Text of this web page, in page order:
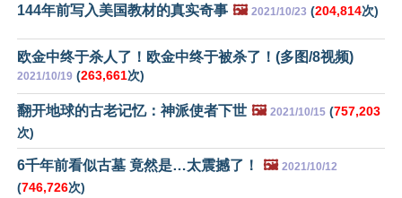
144年前写入美国教材的真实奇事 🖼️ 2021/10/23 (204,814次)
欧金中终于杀人了！欧金中终于被杀了！(多图/8视频)
2021/10/19 (263,661次)
翻开地球的古老记忆：神派使者下世 🖼️ 2021/10/15 (757,203
次)
6千年前看似古墓 竟然是…太震撼了！ 🖼️ 2021/10/12
(746,726次)